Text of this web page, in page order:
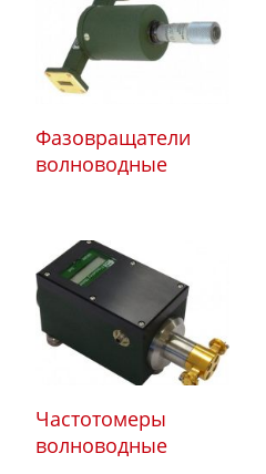
Фазовращатели
волноводные
Частотомеры
волноводные